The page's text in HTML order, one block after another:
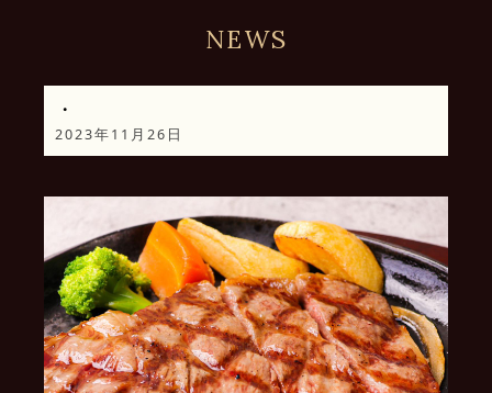
NEWS
・
2023年11月26日